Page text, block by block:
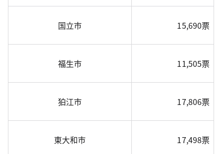
国立市 15,690票
福生市 11,505票
狛江市 17,806票
東大和市 17,498票